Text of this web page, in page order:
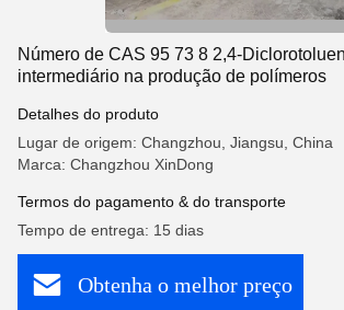
Número de CAS 95 73 8 2,4-
intermediário na produção de polímeros
Detalhes do produto
Lugar de origem: Changzhou, Jiangsu, China
Marca: Changzhou XinDong
Termos do pagamento & do transporte
Tempo de entrega: 15 dias
Obtenha o melhor preço